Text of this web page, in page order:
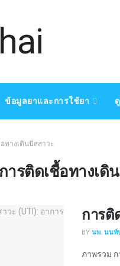
ข้อมูลยาและการใช้ยา
ทางเดินปัสสาวะ
ารติดเชื้อทางเดิ
การติ
BY นพ. นนท์
ภาพรวม ก